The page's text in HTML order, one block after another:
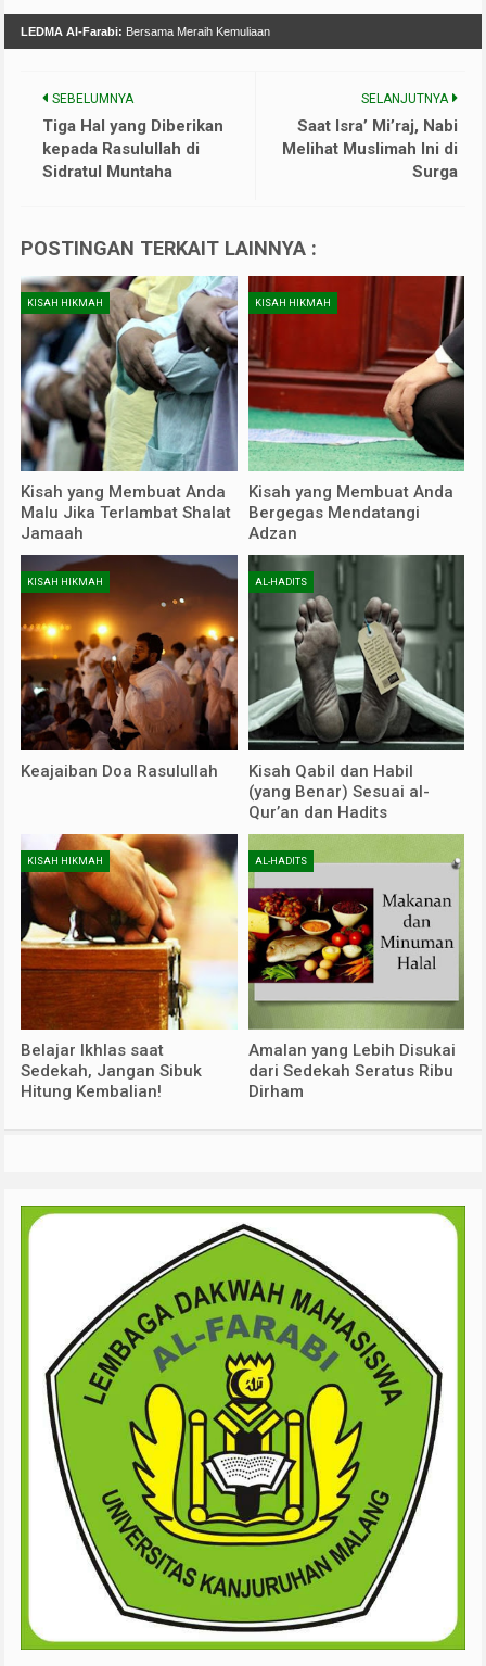
LEDMA Al-Farabi: Bersama Meraih Kemuliaan
SELANJUTNYA
Saat Isra’ Mi’raj, Nabi
Melihat Muslimah Ini di
Surga
SEBELUMNYA
Tiga Hal yang Diberikan
kepada Rasulullah di
Sidratul Muntaha
POSTINGAN TERKAIT LAINNYA :
KISAH HIKMAH
Kisah yang Membuat Anda
Malu Jika Terlambat Shalat
Jamaah
KISAH HIKMAH
Kisah yang Membuat Anda
Bergegas Mendatangi
Adzan
KISAH HIKMAH
Keajaiban Doa Rasulullah
AL-HADITS
Kisah Qabil dan Habil
(yang Benar) Sesuai al-
Qur’an dan Hadits
KISAH HIKMAH
Belajar Ikhlas saat
Sedekah, Jangan Sibuk
Hitung Kembalian!
AL-HADITS
Amalan yang Lebih Disukai
dari Sedekah Seratus Ribu
Dirham